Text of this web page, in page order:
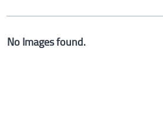
No Images found.